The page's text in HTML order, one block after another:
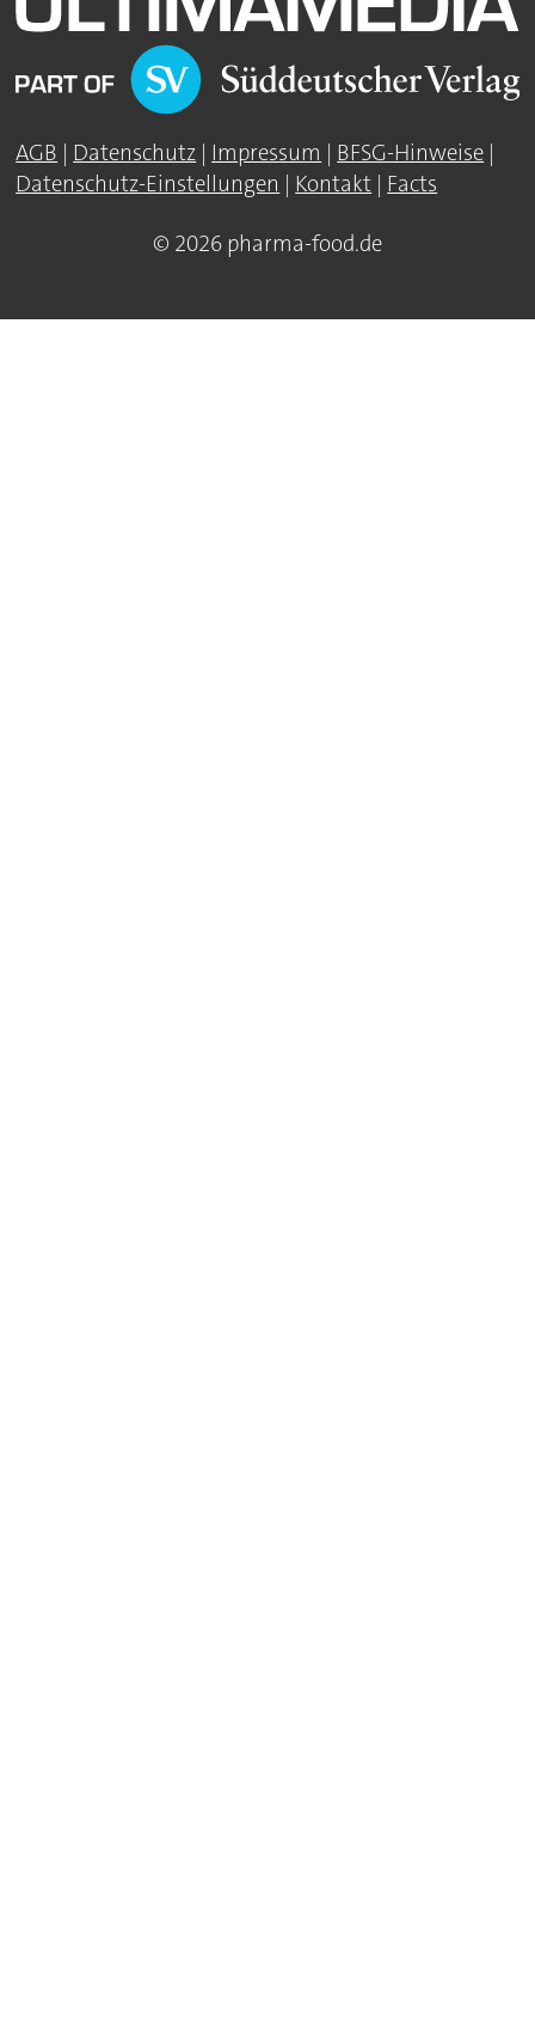
AGB | Datenschutz | Impressum | BFSG-Hinweise |
Datenschutz-Einstellungen | Kontakt | Facts
© 2026 pharma-food.de